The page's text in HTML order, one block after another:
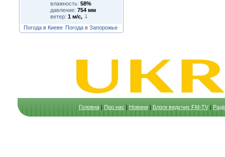
влажность: 58%
давление: 754 мм
ветер: 1 м/с,
Погода в Киеве Погода в Запорожье
Головна|Про нас|Новини|Блоги ведучих FM-TV|